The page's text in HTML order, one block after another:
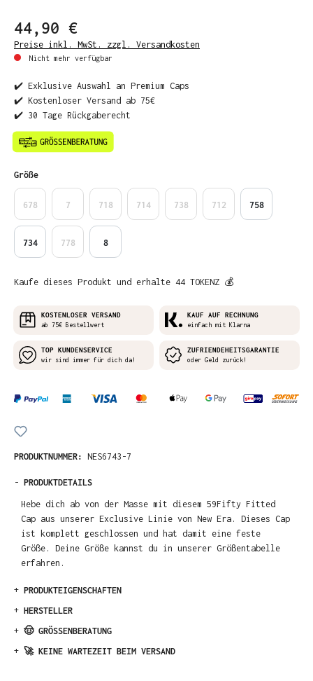
44,90 €
Preise inkl. MwSt. zzgl. Versandkosten
Nicht mehr verfügbar
✔️ Exklusive Auswahl an Premium Caps
✔️ Kostenloser Versand ab 75€
✔️ 30 Tage Rückgaberecht
Größeauswählen
678 7 718 714 738 712 758
734 778 8
Kaufe dieses Produkt und erhalte 44 TOKENZ 💰
KOSTENLOSER VERSAND
ab 75€ Bestellwert
KAUF AUF RECHNUNG
einfach mit Klarna
TOP KUNDENSERVICE
wir sind immer für dich da!
ZUFRIENDEHEITSGARANTIE
oder Geld zurück!
PRODUKTNUMMER: NES6743-7
- PRODUKTDETAILS
Hebe dich ab von der Masse mit diesem 59Fifty Fitted
Cap aus unserer Exclusive Linie von New Era. Dieses Cap
ist komplett geschlossen und hat damit eine feste
Größe. Deine Größe kannst du in unserer Größentabelle
erfahren.
+ PRODUKTEIGENSCHAFTEN
+ HERSTELLER
+ 🤠 GRÖSSENBERATUNG
+ 🚀 KEINE WARTEZEIT BEIM VERSAND